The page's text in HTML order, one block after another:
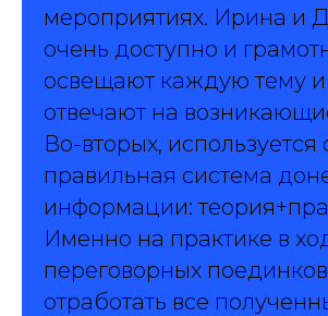
мероприятиях. Ирина и
очень доступно и
освещают каждую тему и
отвечают на
Во-вторых, используется
правильная система
информации:
Именно на практике в
переговорных
отработать все